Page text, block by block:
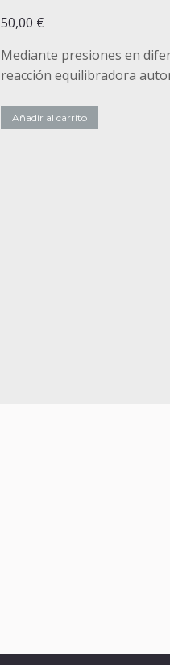
50,00 €
Mediante presiones en
reacción equilibradora
Añadir al carrito